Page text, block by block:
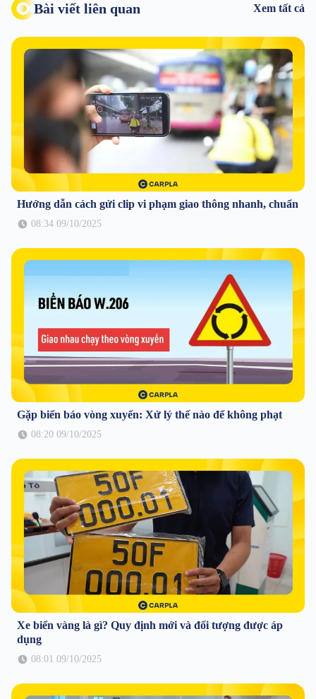
Bài viết liên quan Xem tất cả
Hướng dẫn cách gửi clip vi phạm giao thông nhanh, chuẩn
08:34 09/10/2025
Gặp biển báo vòng xuyến: Xử lý thế nào để không phạt
08:20 09/10/2025
Xe biển vàng là gì? Quy định mới và đối tượng được áp
dụng
08:01 09/10/2025